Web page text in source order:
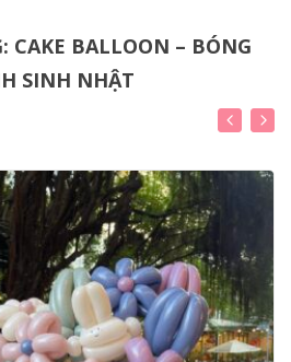
CAKE BALLOON – BÓNG
SINH NHẬT